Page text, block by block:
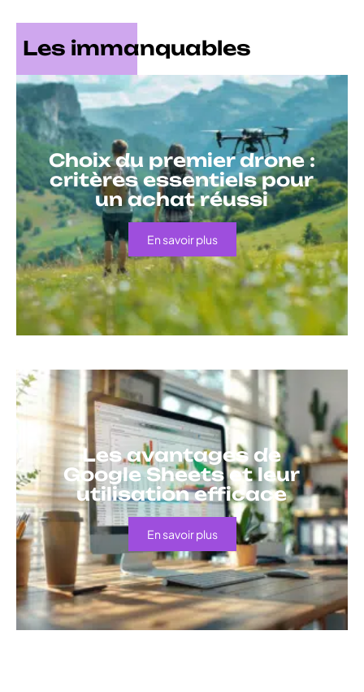
Les immanquables
Choix du premier drone :
critères essentiels pour
un achat réussi
En savoir plus
Les avantages de
Google Sheets et leur
utilisation efficace
En savoir plus